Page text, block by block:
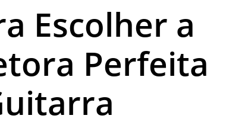
Escolher a
Perfeita